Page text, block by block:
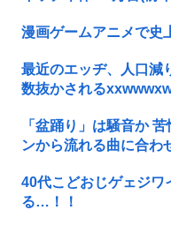
漫画ゲームアニメで史
最近のエッヂ、人口減
数抜かされる
「盆踊り」は騒音か
ンから流れる曲に合わ
40代こどおじゲェジワ
る…！！